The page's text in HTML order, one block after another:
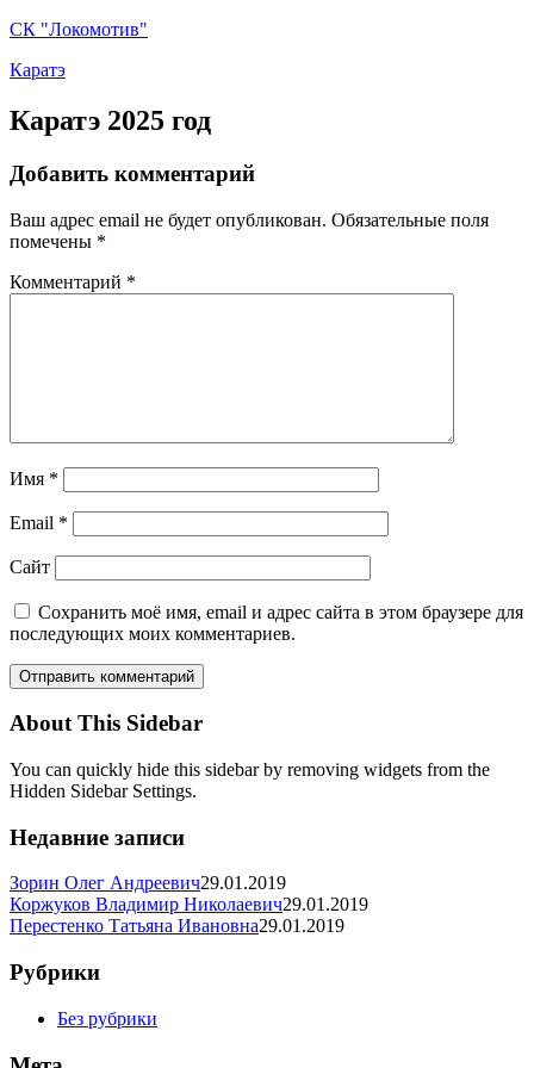
СК "Локомотив"
03ec4f07-
48d3-
89e5-
5c9d8976-
44c8-
8c2a-
36b2acce-
9d1a-
ec0042c5551e
43ea7492-
4f86-
47c76c907e37
(1)
43ea7492-
f246-
4f86-
8743-
47c76c907e37
20f8-
4804-
439981de3d34
ca28-
461d-
ab0d-
460c1186-
9463-
4a3a-
30b250e052c1
Каратэ
Каратэ 2025 год
Добавить комментарий
Ваш адрес email не будет опубликован. Обязательные поля
помечены *
Комментарий *
Имя *
Email *
Сайт
Сохранить моё имя, email и адрес сайта в этом браузере для
последующих моих комментариев.
About This Sidebar
You can quickly hide this sidebar by removing widgets from the
Hidden Sidebar Settings.
Недавние записи
Зорин Олег Андреевич29.01.2019
Коржуков Владимир Николаевич29.01.2019
Перестенко Татьяна Ивановна29.01.2019
Рубрики
Без рубрики